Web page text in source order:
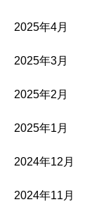
2025年4月
2025年3月
2025年2月
2025年1月
2024年12月
2024年11月